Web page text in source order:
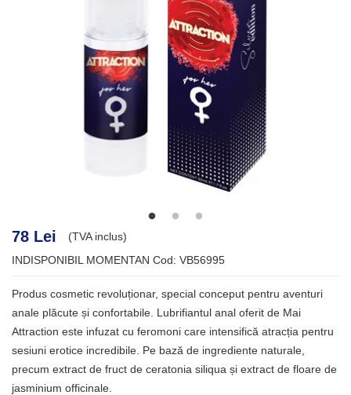
78 Lei
(TVA inclus)
INDISPONIBIL MOMENTAN Cod: VB56995
Produs cosmetic revoluționar, special conceput pentru aventuri
anale plăcute și confortabile. Lubrifiantul anal oferit de Mai
Attraction este infuzat cu feromoni care intensifică atracția pentru
sesiuni erotice incredibile. Pe bază de ingrediente naturale,
precum extract de fruct de ceratonia siliqua și extract de floare de
jasminium officinale.